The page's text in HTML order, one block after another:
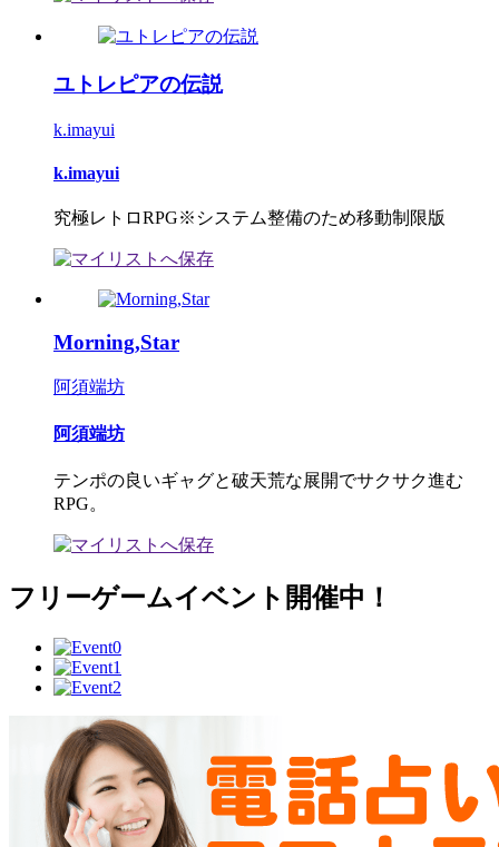
ユトレピアの伝説
k.imayui
k.imayui
究極レトロRPG※システム整備のため移動制限版
Morning,Star
阿須端坊
阿須端坊
テンポの良いギャグと破天荒な展開でサクサク進む
RPG。
フリーゲームイベント開催中！